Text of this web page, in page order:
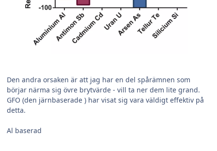
Den andra orsaken är att jag har en del spårämnen som
börjar närma sig övre brytvärde - vill ta ner dem lite grand.
GFO (den järnbaserade ) har visat sig vara väldigt effektiv på
detta.
Al baserad